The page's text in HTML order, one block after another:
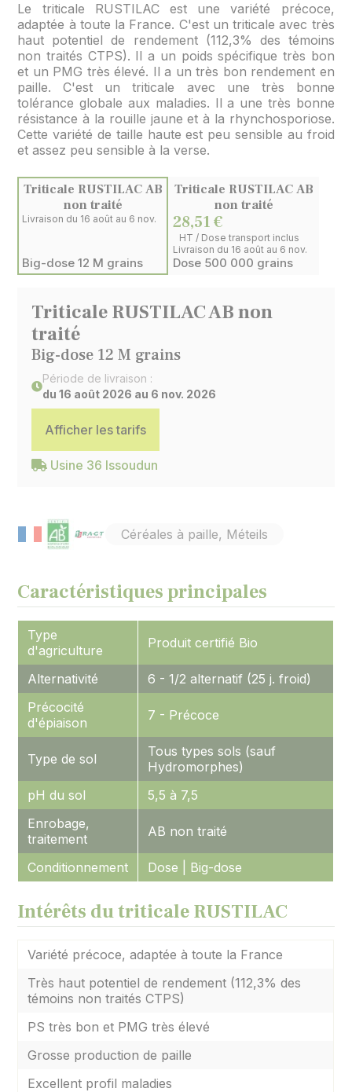
Le triticale RUSTILAC est une variété précoce,
adaptée à toute la France. C'est un triticale avec très
haut potentiel de rendement (112,3% des témoins
non traités CTPS). Il a un poids spécifique très bon
et un PMG très élevé. Il a un très bon rendement en
paille. C'est un triticale avec une très bonne
tolérance globale aux maladies. Il a une très bonne
résistance à la rouille jaune et à la rhynchosporiose.
Cette variété de taille haute est peu sensible au froid
et assez peu sensible à la verse.
Triticale RUSTILAC AB
non traité
Livraison du 16 août au 6 nov.
Big-dose 12 M grains
Triticale RUSTILAC AB
non traité
28,51 €
HT / Dose transport inclus
Livraison du 16 août au 6 nov.
Dose 500 000 grains
Triticale RUSTILAC AB non
traité
Big-dose 12 M grains
Période de livraison :
du 16 août 2026 au 6 nov. 2026
Afficher les tarifs
Usine 36 Issoudun
Céréales à paille, Méteils
Caractéristiques principales
Type
d'agriculture
Produit certifié Bio
Alternativité
6 - 1/2 alternatif (25 j. froid)
Précocité
d'épiaison
7 - Précoce
Type de sol
Tous types sols (sauf
Hydromorphes)
pH du sol
5,5 à 7,5
Enrobage,
traitement
AB non traité
Conditionnement Dose | Big-dose
Intérêts du triticale RUSTILAC
Variété précoce, adaptée à toute la France
Très haut potentiel de rendement (112,3% des
témoins non traités CTPS)
PS très bon et PMG très élevé
Grosse production de paille
Excellent profil maladies